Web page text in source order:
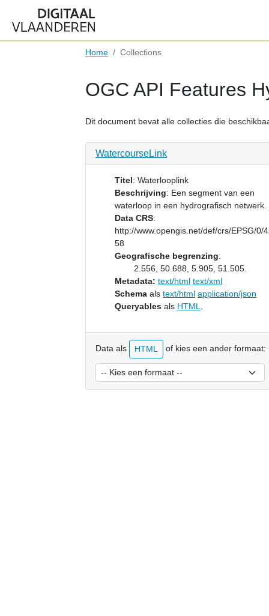
Home Collections
OGC API Features
Dit document bevat alle collecties die
WatercourseLink
Titel: Waterlooplink
Beschrijving: Een segment van een
waterloop in een hydrografisch netwerk.
Data CRS:
http://www.opengis.net/def/crs/EPSG/0/
58
Geografische begrenzing:
2.556, 50.688, 5.905, 51.505.
Metadata: text/html text/xml
Schema als text/html application/json
Queryables als HTML
Data als HTML of kies een ander formaat: